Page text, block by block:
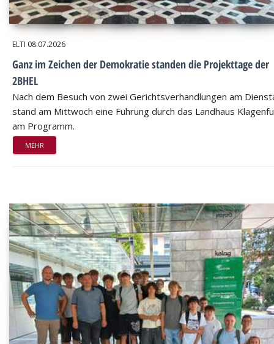
ELTI 08.07.2026
Ganz im Zeichen der Demokratie standen die Projekttage der
2BHEL
Nach dem Besuch von zwei Gerichtsverhandlungen am
stand am Mittwoch eine Führung durch das Landhaus
am Programm.
MEHR